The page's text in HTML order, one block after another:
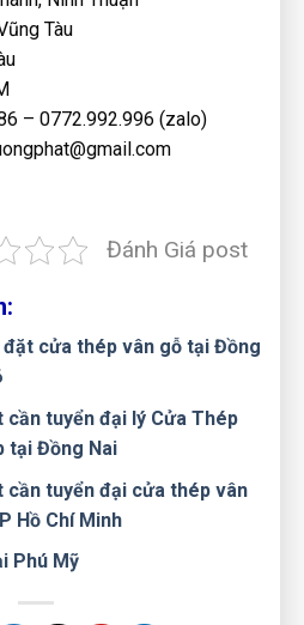
Tàu
– 0772.992.996 (zalo)
Đánh Giá post
cửa thép vân gỗ tại Đồng
cần tuyển đại lý Cửa Thép
tại Đồng Nai
cần tuyển đại cửa thép vân
Hồ Chí Minh
Phú Mỹ